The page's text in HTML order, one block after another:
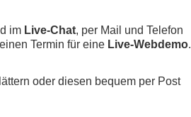
im Live-Chat, per Mail und Telefon
Termin für eine Live-Webdemo.
oder diesen bequem per Post